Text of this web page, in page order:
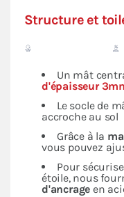
Structure et
Un mât
d'épaisseur
Le socle de
accroche au sol
Grâce à la
vous pouvez
Pour
étoile, nous
d'ancrage en